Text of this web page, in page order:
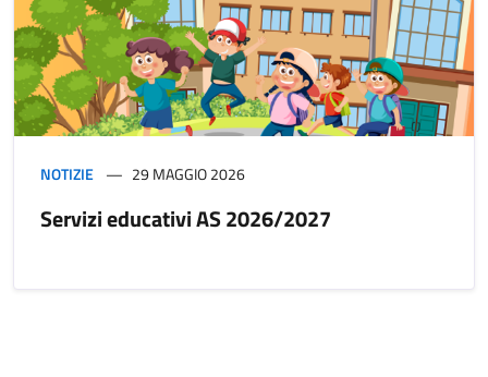
NOTIZIE 29 MAGGIO 2026
Servizi educativi AS 2026/2027